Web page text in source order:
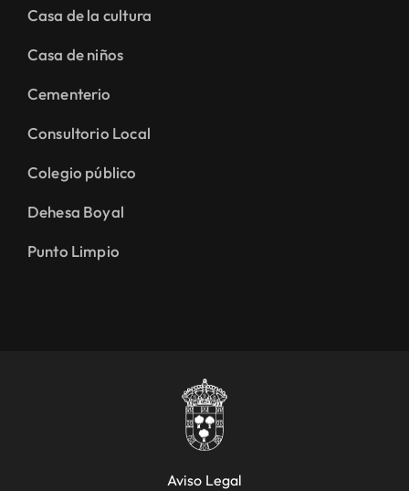
Casa de la cultura
Casa de niños
Cementerio
Consultorio Local
Colegio público
Dehesa Boyal
Punto Limpio
Aviso Legal